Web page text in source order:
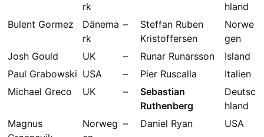
rk
hland
Bulent Gormez
Dänema
rk
–
Steffan Ruben
Kristoffersen
Norwe
gen
Josh Gould
UK – Runar Runarsson
Island
Paul Grabowski USA – Pier Ruscalla
Italien
Michael Greco
UK –
Sebastian
Ruthenberg
Deutsc
hland
Magnus
Norweg – Daniel Ryan USA